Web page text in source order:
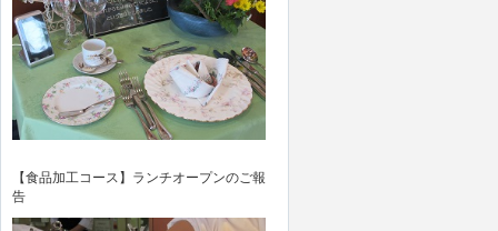
【食品加工コース】ランチオープンのご報
告